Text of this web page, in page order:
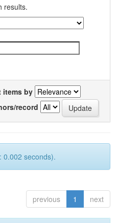
results.
items by
record
0.002 seconds).
previous 1 next